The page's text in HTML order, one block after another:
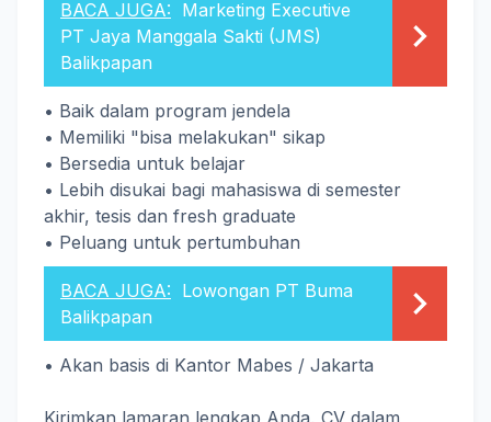
BACA JUGA: Marketing Executive
PT Jaya Manggala Sakti (JMS)
Balikpapan
• Baik dalam program jendela
• Memiliki "bisa melakukan" sikap
• Bersedia untuk belajar
• Lebih disukai bagi mahasiswa di semester
akhir, tesis dan fresh graduate
• Peluang untuk pertumbuhan
BACA JUGA: Lowongan PT Buma
Balikpapan
• Akan basis di Kantor Mabes / Jakarta
Kirimkan lamaran lengkap Anda, CV dalam